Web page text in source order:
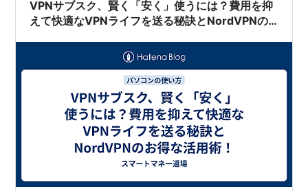
VPNサブスク、賢く「安く」使うには？費用を抑
えて快適なVPNライフを送る秘訣とNordVPNの